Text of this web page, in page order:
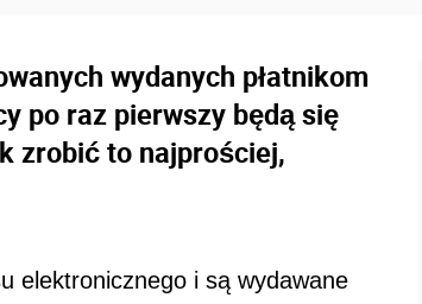
wydanych płatnikom
po raz pierwszy będą się
zrobić to najprościej,
elektronicznego i są wydawane